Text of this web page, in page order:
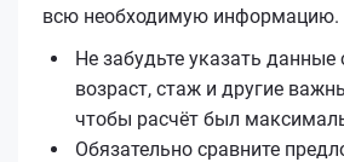
всю необходимую информацию.
Не забудьте указать данные
возраст, стаж и другие
чтобы расчёт был
Обязательно сравните